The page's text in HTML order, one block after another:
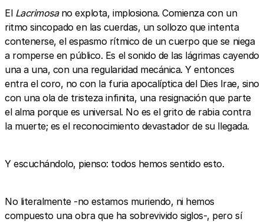
El Lacrimosano explota, implosiona. Comienza con un
ritmo sincopado en las cuerdas, un sollozo que intenta
contenerse, el espasmo rítmico de un cuerpo que se niega
a romperse en público. Es el sonido de las lágrimas cayendo
una a una, con una regularidad mecánica. Y entonces
entra el coro, no con la furia apocalíptica del Dies Irae, sino
con una ola de tristeza infinita, una resignación que parte
el alma porque es universal. No es el grito de rabia contra
la muerte; es el reconocimiento devastador de su llegada.
Y escuchándolo, pienso: todos hemos sentido esto.
No literalmente -no estamos muriendo, ni hemos
compuesto una obra que ha sobrevivido siglos-, pero sí